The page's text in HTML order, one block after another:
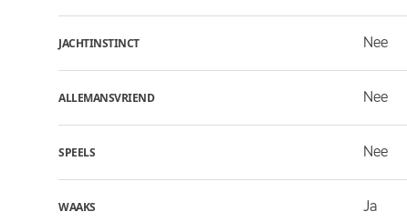
JACHTINSTINCT Nee
ALLEMANSVRIEND Nee
SPEELS Nee
WAAKS Ja